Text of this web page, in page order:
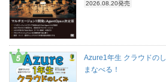
2026.08.20発売
Azure1年生 クラウドの
まなべる！